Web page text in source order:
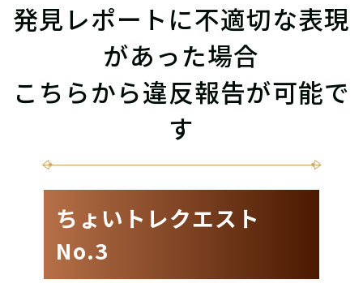
発見レポートに不適切な表現
があった場合
こちらから違反報告が可能で
す
ちょいトレクエスト
No.3